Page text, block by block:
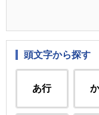
頭文字から探す
あ行